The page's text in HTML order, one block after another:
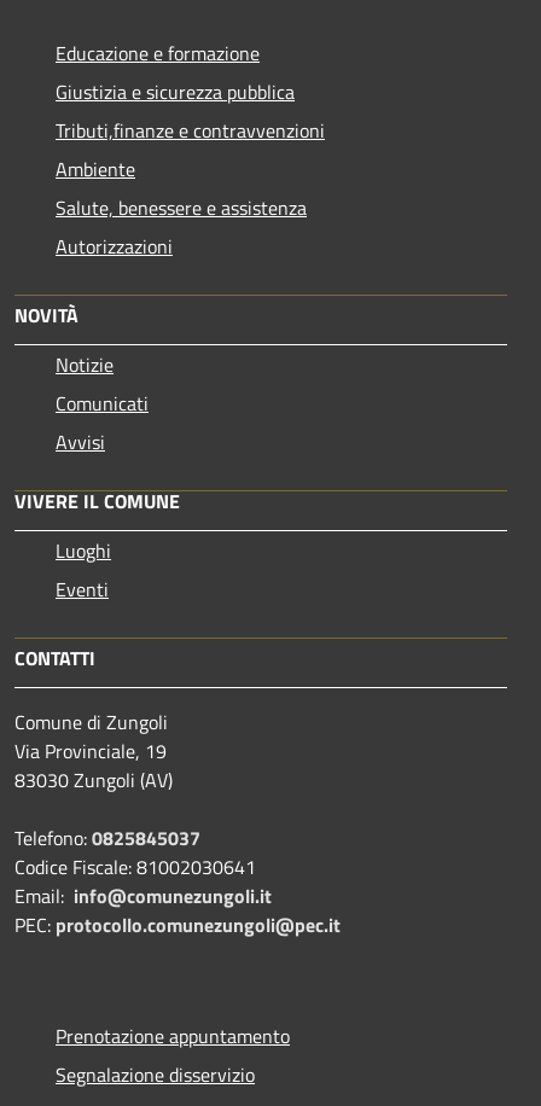
Educazione e formazione
Giustizia e sicurezza pubblica
Tributi,finanze e contravvenzioni
Ambiente
Salute, benessere e assistenza
Autorizzazioni
NOVITÀ
Notizie
Comunicati
Avvisi
VIVERE IL COMUNE
Luoghi
Eventi
CONTATTI
Comune di Zungoli
Via Provinciale, 19
83030 Zungoli (AV)
Telefono:0825845037
Codice Fiscale: 81002030641
Email: info@comunezungoli.it
PEC: protocollo.comunezungoli@pec.it
Prenotazione appuntamento
Segnalazione disservizio